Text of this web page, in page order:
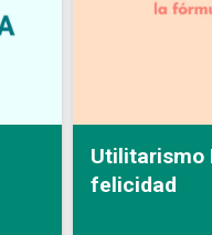
Utilitarismo
felicidad